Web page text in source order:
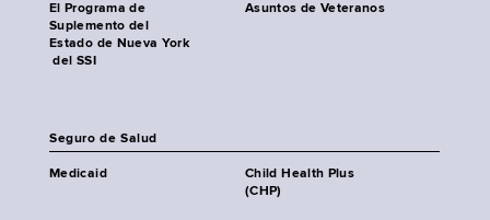
El Programa de
Suplemento del
Estado de Nueva York
del SSI
Asuntos de Veteranos
Seguro de Salud
Medicaid
Child Health Plus
(CHP)